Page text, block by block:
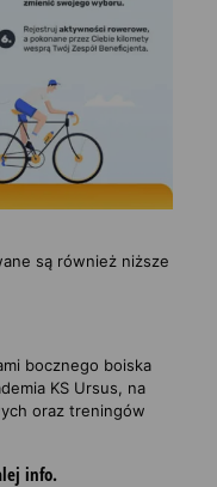
są również niższe
bocznego boiska
KS Ursus, na
oraz treningów
info.